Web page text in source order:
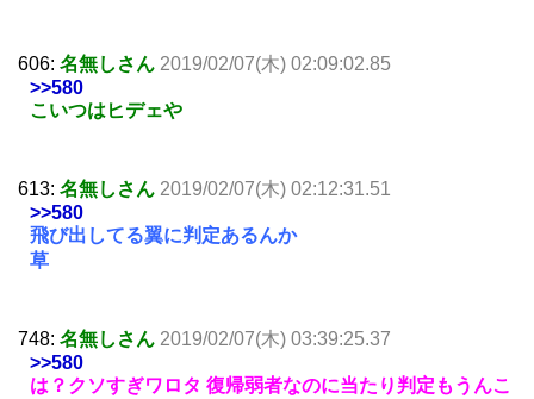
606: 名無しさん 2019/02/07(木) 02:09:02.85
>>580
こいつはヒデェや
613: 名無しさん 2019/02/07(木) 02:12:31.51
>>580
飛び出してる翼に判定あるんか
草
748: 名無しさん 2019/02/07(木) 03:39:25.37
>>580
は？クソすぎワロタ 復帰弱者なのに当たり判定もうんこ